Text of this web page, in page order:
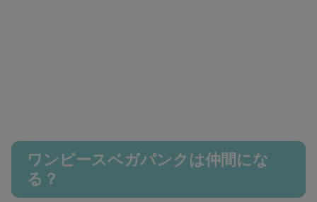
ワンピースベガパンクは仲間にな
る？